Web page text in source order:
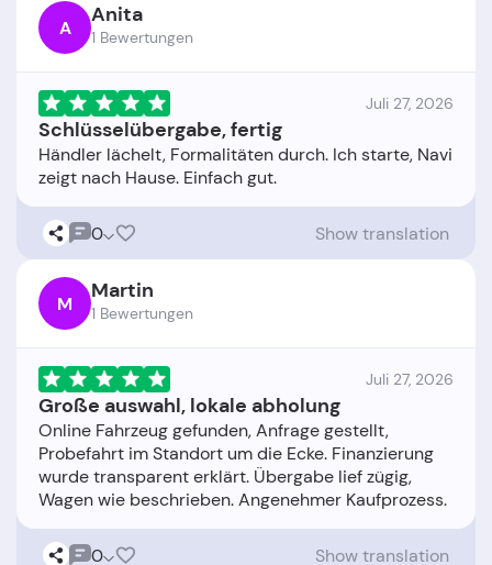
A Anita
1 Bewertungen
Juli 27, 2026
Schlüsselübergabe, fertig
Händler lächelt, Formalitäten durch. Ich starte, Navi
0 Show translation
M Martin
1 Bewertungen
Juli 27, 2026
Große auswahl, lokale abholung
Online Fahrzeug gefunden, Anfrage gestellt,
Probefahrt im Standort um die Ecke. Finanzierung
wurde transparent erklärt. Übergabe lief zügig,
0 Show translation